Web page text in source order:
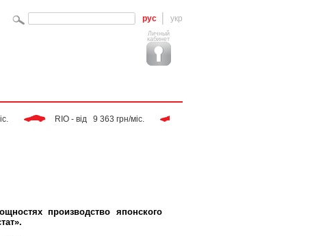
рус укр
Личный
кабинет
RIO - від   9 363 грн/міс.
производство японского